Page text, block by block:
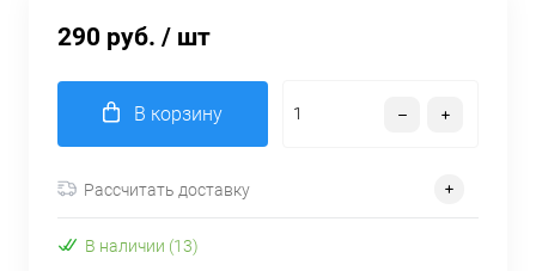
290 руб. / шт
В корзину
Рассчитать доставку
В наличии (13)